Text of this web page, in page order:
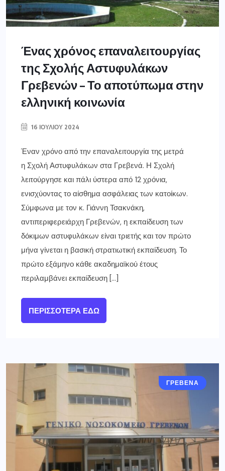
Ένας χρόνος επαναλειτουργίας
της Σχολής Αστυφυλάκων
Γρεβενών – Το αποτύπωμα στην
ελληνική κοινωνία
16 ΙΟΥΛΊΟΥ 2024
Έναν χρόνο από την επαναλειτουργία της μετρά
η Σχολή Αστυφυλάκων στα Γρεβενά. Η Σχολή
λειτούργησε και πάλι ύστερα από 12 χρόνια,
ενισχύοντας το αίσθημα ασφάλειας των κατοίκων.
Σύμφωνα με τον κ. Γιάννη Τσακνάκη,
αντιπεριφερειάρχη Γρεβενών, η εκπαίδευση των
δόκιμων αστυφυλάκων είναι τριετής και τον πρώτο
μήνα γίνεται η βασική στρατιωτική εκπαίδευση. Το
πρώτο εξάμηνο κάθε ακαδημαϊκού έτους
περιλαμβάνει εκπαίδευση […]
ΠΕΡΙΣΣΌΤΕΡΑ ΕΔΏ
ΓΡΕΒΕΝΑ